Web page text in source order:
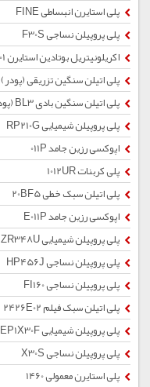
پلی استایرن انبساطی FINE
پلی پروپیلن نساجی F30S
اکریلونیتریل بوتادین استایرن SV0157W2901
پلی اتیلن سنگین تزریقی (پودر) 52518
پلی اتیلن سنگین بادی BL3 (پودر)
پلی پروپیلن شیمیایی RP210G
اپوکسی رزین جامد 011P
پلی کربنات 1012UR
پلی اتیلن سبک خطی 20BF5
اپوکسی رزین جامد E011P
پلی پروپیلن شیمیایی ZR348U
پلی پروپیلن نساجی HP456J
پلی پروپیلن نساجی FI160
پلی اتیلن سبک فیلم 2426E02
پلی پروپیلن شیمیایی EP1X30F
پلی پروپیلن نساجی X30S
پلی استایرن معمولی 1460